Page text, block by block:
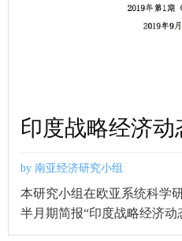
印度战略经济动
by 南亚经济研究小组
本研究小组在欧亚系统科学
半月期简报“印度战略经济
略、政策治理、重点行业四